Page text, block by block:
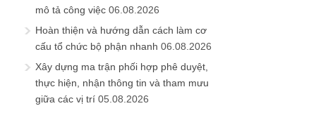
mô tả công việc 06.08.2026
Hoàn thiện và hướng dẫn cách làm cơ
cấu tổ chức bộ phận nhanh 06.08.2026
Xây dựng ma trận phối hợp phê duyệt,
thực hiện, nhận thông tin và tham mưu
giữa các vị trí 05.08.2026